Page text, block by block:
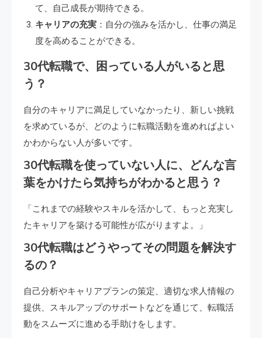
て、自己成長が期待できる。
キャリアの充実 ：自分の強みを活かし、仕事の満足
度を高めることができる。
30代転職で、困っている人がいると思
う？
自分のキャリアに満足していなかったり、新しい挑戦
を求めているが、どのように転職活動を進めればよい
かわからない人が多いです。
30代転職を使っていない人に、どんな言
葉をかけたら気持ちがわかると思う？
「これまでの経験やスキルを活かして、もっと充実し
たキャリアを築ける可能性が広がりますよ。」
30代転職はどうやってその問題を解決す
るの？
自己分析やキャリアプランの策定、適切な求人情報の
提供、スキルアップのサポートなどを通じて、転職活
動をスムーズに進める手助けをします。